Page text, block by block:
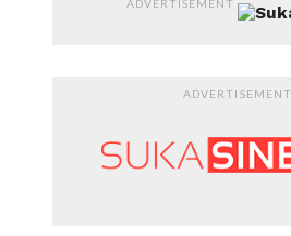
ADVERTISEMENT
ADVERTISEMENT